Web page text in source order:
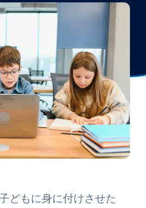
どもに身に付けさせた